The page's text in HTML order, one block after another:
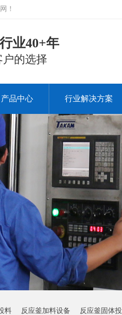
！
业40+年
户的选择
产品中心 行业解决方案
料 反应釜加料设备 反应釜固体